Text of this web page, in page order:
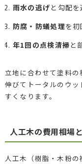
雨水の逃げと勾配
防腐・防蟻処理を
年1回の点検清掃と
立地に合わせて塗料
伸びてトータルのウ
すくなります。
人工木の費用相場
人工木（樹脂・木粉の